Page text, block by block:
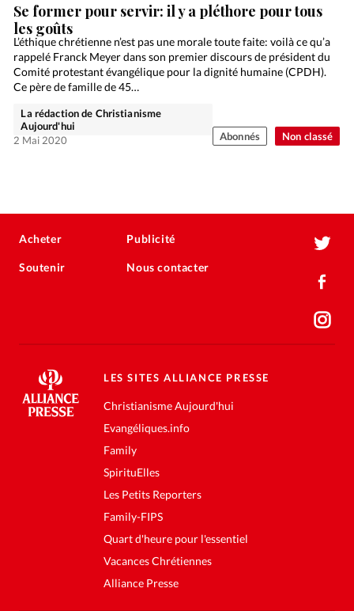
Non classé
Se former pour servir: il y a pléthore pour tous
les goûts
L’éthique chrétienne n’est pas une morale toute faite: voilà ce qu’a
rappelé Franck Meyer dans son premier discours de président du
Comité protestant évangélique pour la dignité humaine (CPDH).
Ce père de famille de 45…
La rédaction de Christianisme
Aujourd'hui
2 Mai 2020
Abonnés
Acheter
Soutenir
Publicité
Nous contacter
LES SITES ALLIANCE PRESSE
Christianisme Aujourd'hui
Evangéliques.info
Family
SpirituElles
Les Petits Reporters
Family-FIPS
Quart d'heure pour l'essentiel
Vacances Chrétiennes
Alliance Presse